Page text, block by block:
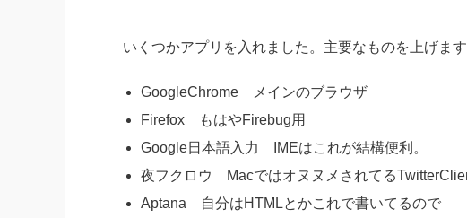
いくつかアプリを入れました。主要なものを上げます
GoogleChrome メインのブラウザ
Firefox もはやFirebug用
Google日本語入力 IMEはこれが結構便利。
夜フクロウ Macではオヌヌメされてる
Aptana 自分はHTMLとかこれで書いてるので